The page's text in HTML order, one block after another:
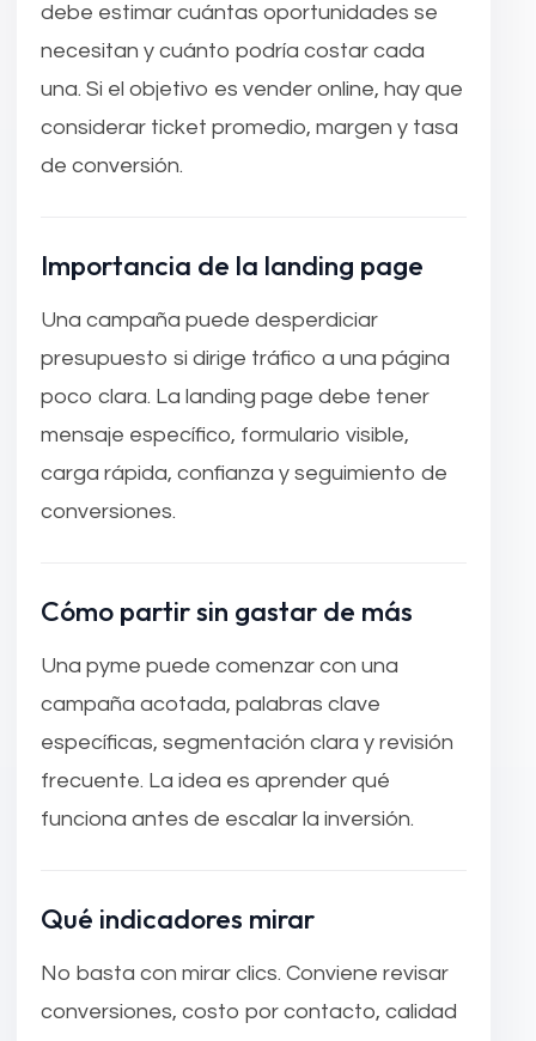
debe estimar cuántas oportunidades se
necesitan y cuánto podría costar cada
una. Si el objetivo es vender online, hay que
considerar ticket promedio, margen y tasa
de conversión.
Importancia de la landing page
Una campaña puede desperdiciar
presupuesto si dirige tráfico a una página
poco clara. La landing page debe tener
mensaje específico, formulario visible,
carga rápida, confianza y seguimiento de
conversiones.
Cómo partir sin gastar de más
Una pyme puede comenzar con una
campaña acotada, palabras clave
específicas, segmentación clara y revisión
frecuente. La idea es aprender qué
funciona antes de escalar la inversión.
Qué indicadores mirar
No basta con mirar clics. Conviene revisar
conversiones, costo por contacto, calidad